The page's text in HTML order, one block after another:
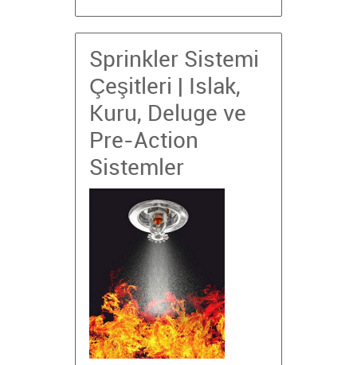
Sprinkler Sistemi
Çeşitleri | Islak,
Kuru, Deluge ve
Pre-Action
Sistemler